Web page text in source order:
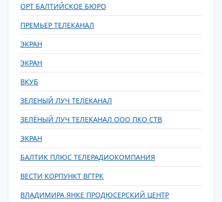
ОРТ БАЛТИЙСКОЕ БЮРО
ПРЕМЬЕР ТЕЛЕКАНАЛ
ЭКРАН
ЭКРАН
ВКУБ
ЗЕЛЕНЫЙ ЛУЧ ТЕЛЕКАНАЛ
ЗЕЛЁНЫЙ ЛУЧ ТЕЛЕКАНАЛ ООО ПКО СТВ
ЭКРАН
БАЛТИК ПЛЮС ТЕЛЕРАДИОКОМПАНИЯ
ВЕСТИ КОРПУНКТ ВГТРК
ВЛАДИМИРА ЯНКЕ ПРОДЮСЕРСКИЙ ЦЕНТР